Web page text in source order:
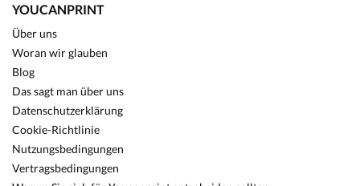
YOUCANPRINT
Über uns
Woran wir glauben
Blog
Das sagt man über uns
Datenschutzerklärung
Cookie-Richtlinie
Nutzungsbedingungen
Vertragsbedingungen